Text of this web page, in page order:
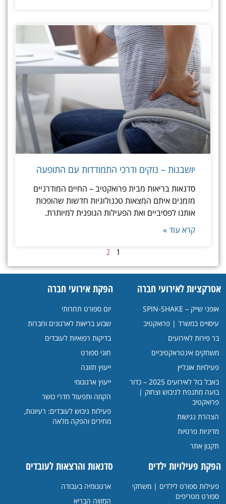
יושבנות – נזקים ודרכי התמודדות עם התופעה
סדנאות בריאות מבית פרואקטיב – החיים המודרניים
מזמנים איתם המצאות טכנולוגיות חדשות שהופכות
אותנו לפסיביים ואת הפעילות הגופנית למיותרת.
קרא עוד »
1
2
אטרקציות לאירועי חברה
אופני שייק – SPIN-SHAKE
עיסויים במשרד | פרואקטיב
בר פירות לאירועים
משחקים אינטראקטיביים
פעילויות אונליין
באבל בול לאירועים 2025 – כדור
בועה מתנפח לגיבוש וצחוק |
פרואקטיב
הצהרת נגישות
מדיניות פרטיות
תקנון אתר
הפקת אירועי חברה
יום ספורט תחרותי
שבוע בריאות לארגונים וחברות
בדיקות רפואיות לעובדים
חוגי ספורט
ייעוץ תזונה
ייעוץ ארגונומי
הקמה ותפעול חדרי כושר
פעילות גיבוש לעובדים: רעיונות,
מחירים והפקה מלאה
הפקת פעילויות ילדים
פעילות ספורט לילדים | משחקי
ספורט מטריפים
סדנאות והרצאות לעובדים
ארגונומיה בעבודה
המזווה הבריא